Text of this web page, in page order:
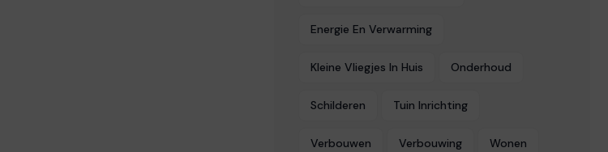
Energie En Verwarming
Kleine Vliegjes In Huis Onderhoud
Schilderen Tuin Inrichting
Verbouwen Verbouwing Wonen